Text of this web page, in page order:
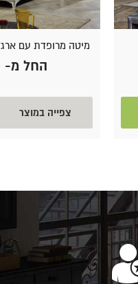
מיטה מרופדת עם
החל מ-
צפייה במוצר